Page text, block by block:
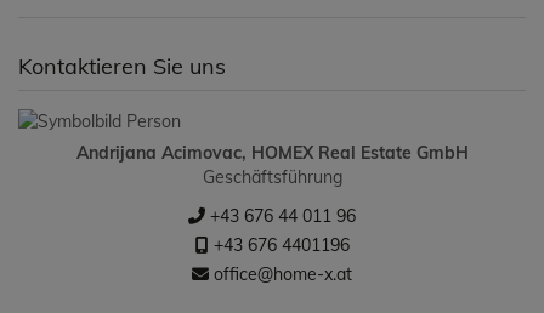
Kontaktieren Sie uns
Andrijana Acimovac, HOMEX Real Estate GmbH
Geschäftsführung
+43 676 44 011 96
+43 676 4401196
office@home-x.at